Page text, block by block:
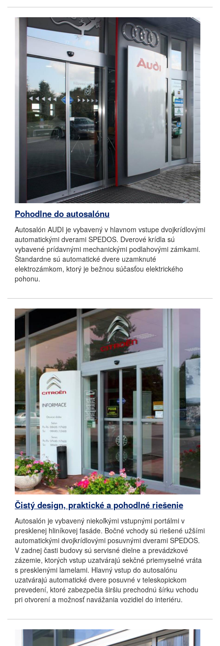
Pohodlne do autosalónu
Autosalón AUDI je vybavený v hlavnom vstupe dvojkrídlovými
automatickými dverami SPEDOS. Dverové krídla sú
vybavené prídavnými mechanickými podlahovými zámkami.
Štandardne sú automatické dvere uzamknuté
elektrozámkom, ktorý je bežnou súčasťou elektrického
pohonu.
Čistý design, praktické a pohodlné riešenie
Autosalón je vybavený niekoľkými vstupnými portálmi v
presklenej hliníkovej fasáde. Bočné vchody sú riešené užšími
automatickými dvojkrídlovými posuvnými dverami SPEDOS.
V zadnej časti budovy sú servisné dielne a prevádzkové
zázemie, ktorých vstup uzatvárajú sekčné priemyselné vráta
s presklenými lamelami. Hlavný vstup do autosalónu
uzatvárajú automatické dvere posuvné v teleskopickom
prevedení, ktoré zabezpečia širšiu prechodnú šírku vchodu
pri otvorení a možnosť navážania vozidiel do interiéru.